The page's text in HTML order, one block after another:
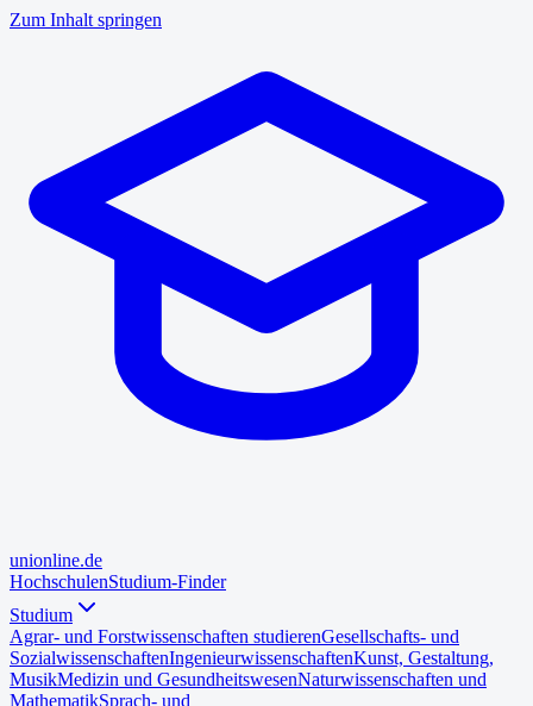
Zum Inhalt springen
unionline.de
HochschulenStudium-Finder
Studium
Agrar- und Forstwissenschaften studierenGesellschafts- und
SozialwissenschaftenIngenieurwissenschaftenKunst, Gestaltung,
MusikMedizin und GesundheitswesenNaturwissenschaften und
MathematikSprach- und